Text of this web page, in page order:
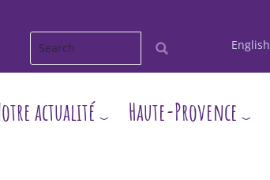
English
actualité Haute-Provence